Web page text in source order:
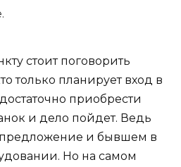
стоит поговорить
только планирует вход в
приобрести
и дело пойдет. Ведь
предложение и бывшем в
Но на самом